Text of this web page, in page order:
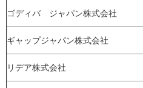
ゴディバ ジャパン株式会社
ギャップジャパン株式会社
リデア株式会社